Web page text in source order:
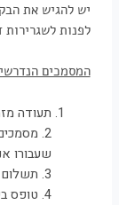
יש להגיש את
לפנות
המסמכים
תעודה
2.
שעבורו
3. תשלום קונסולרי.
4. טופס בקשה לתעודת לידה .